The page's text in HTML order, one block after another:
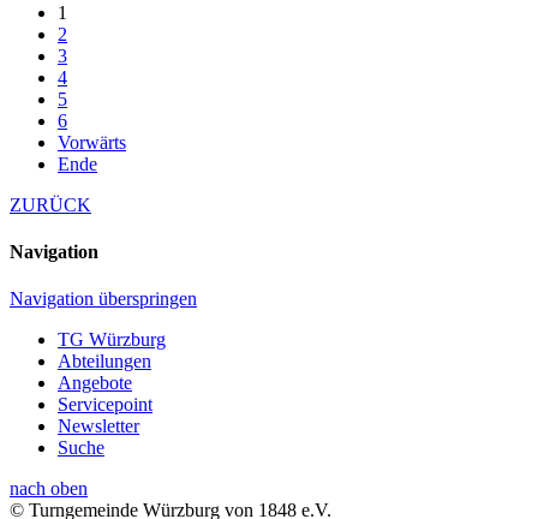
1
2
3
4
5
6
Vorwärts
Ende
ZURÜCK
Navigation
Navigation überspringen
TG Würzburg
Abteilungen
Angebote
Servicepoint
Newsletter
Suche
nach oben
© Turngemeinde Würzburg von 1848 e.V.